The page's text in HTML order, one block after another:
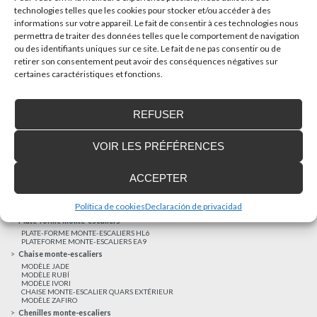
technologies telles que les cookies pour stocker et/ou accéder à des
informations sur votre appareil. Le fait de consentir à ces technologies nous
permettra de traiter des données telles que le comportement de navigation
ou des identifiants uniques sur ce site. Le fait de ne pas consentir ou de
retirer son consentement peut avoir des conséquences négatives sur
certaines caractéristiques et fonctions.
ACCEPTER
REFUSER
VOIR LES PRÉFÉRENCES
Política de cookiesDeclaración de privacidad
AUTRES NOUVELLES
Réalisations récentes
ASCENSEUR PRIVATIF EHP 05
ÉLÉVATEURS VERTICAUX BLE
Plate-forme monte-escaliers
PLATE-FORME MONTE-ESCALIERS HL6
PLATEFORME MONTE-ESCALIERS EA9
Chaise monte-escaliers
MODÈLE JADE
MODÈLE RUBÍ
MODÈLE IVORI
CHAISE MONTE-ESCALIER QUARS EXTÉRIEUR
MODÈLE ZAFIRO
Chenilles monte-escaliers